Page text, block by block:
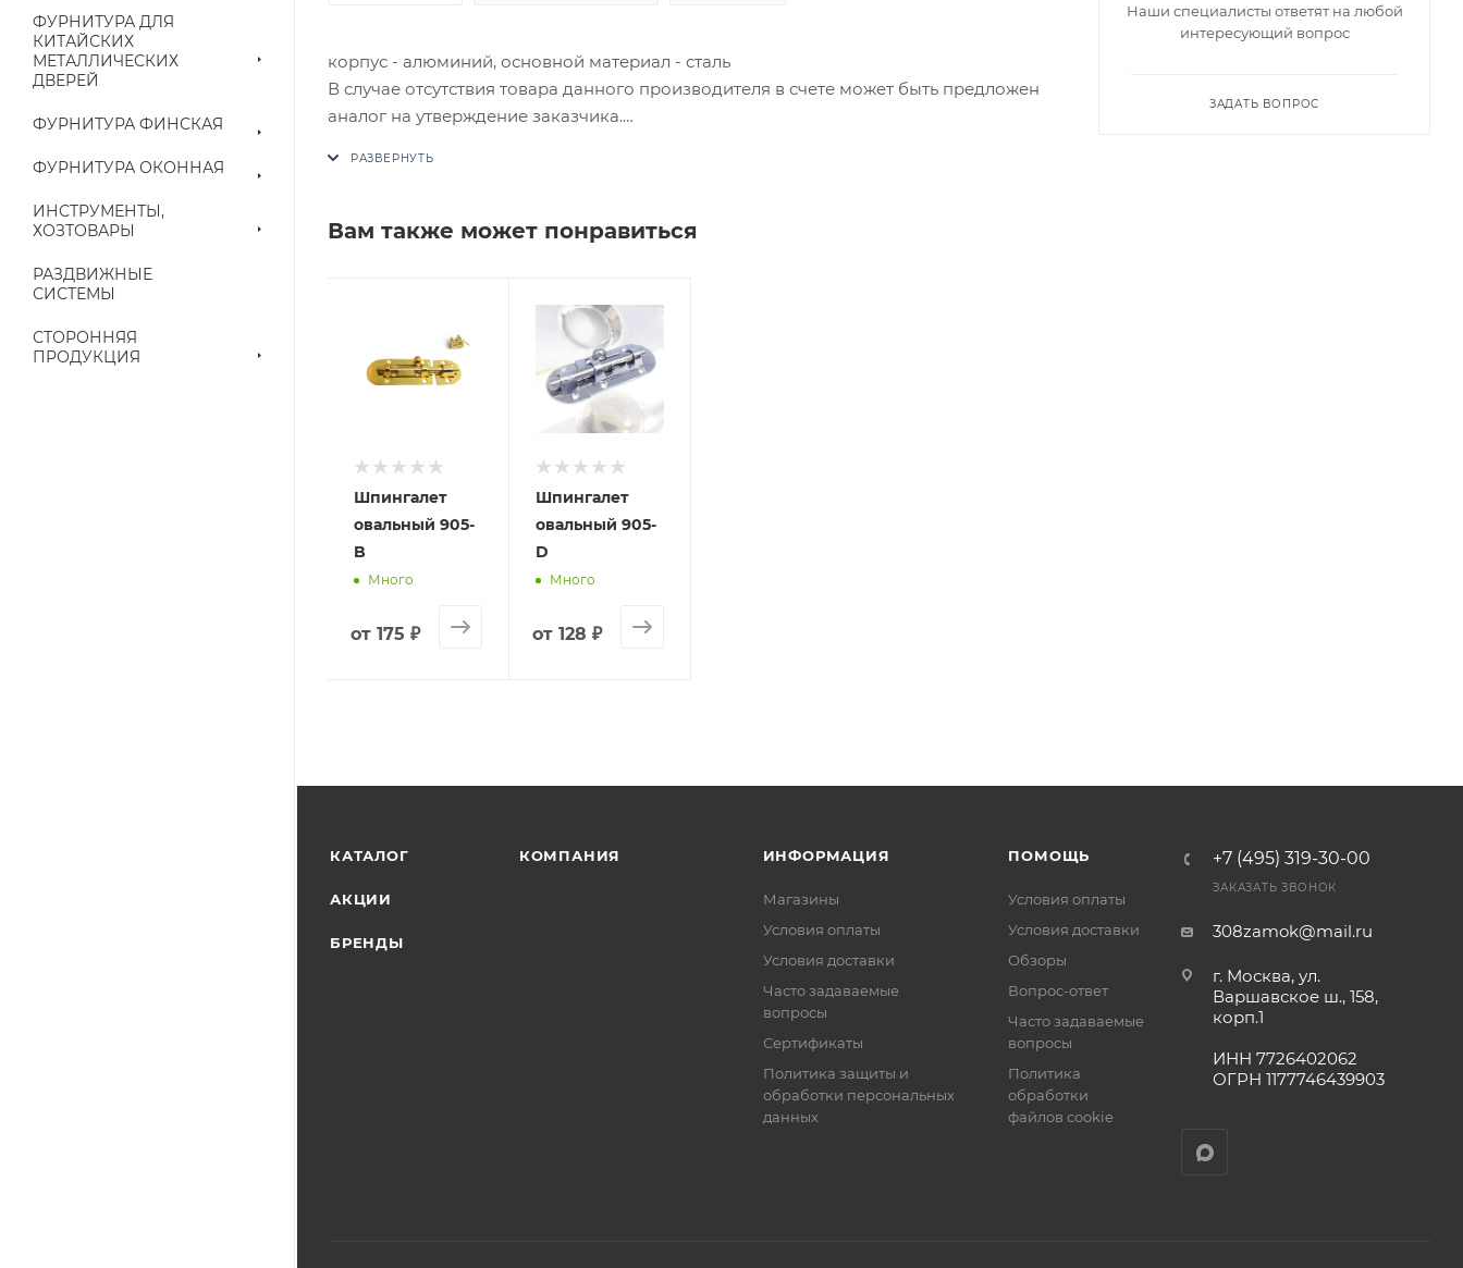
ФУРНИТУРА ДЛЯ
КИТАЙСКИХ
МЕТАЛЛИЧЕСКИХ
ДВЕРЕЙ
ФУРНИТУРА ФИНСКАЯ
ФУРНИТУРА ОКОННАЯ
ИНСТРУМЕНТЫ,
ХОЗТОВАРЫ
РАЗДВИЖНЫЕ
СИСТЕМЫ
СТОРОННЯЯ
ПРОДУКЦИЯ
корпус - алюминий, основной материал - сталь
В случае отсутствия товара данного производителя в счете может быть предложен
аналог на утверждение заказчика.
Вам также может понравиться
Шпингалет
овальный 905-
B
Много
от 175 ₽
Шпингалет
овальный 905-
D
Много
от 128 ₽
Наши специалисты ответят на любой
интересующий вопрос
ЗАДАТЬ ВОПРОС
КАТАЛОГ
АКЦИИ
БРЕНДЫ
КОМПАНИЯ ИНФОРМАЦИЯ
Магазины
Условия оплаты
Условия доставки
Часто задаваемые
вопросы
Сертификаты
Политика защиты и
обработки персональных
данных
ПОМОЩЬ
Условия оплаты
Условия доставки
Обзоры
Вопрос-ответ
Часто задаваемые
вопросы
Политика
обработки
файлов cookie
+7 (495) 319-30-00
ЗАКАЗАТЬ ЗВОНОК
308zamok@mail.ru
г. Москва, ул.
Варшавское ш., 158,
корп.1
ИНН 7726402062
ОГРН 1177746439903